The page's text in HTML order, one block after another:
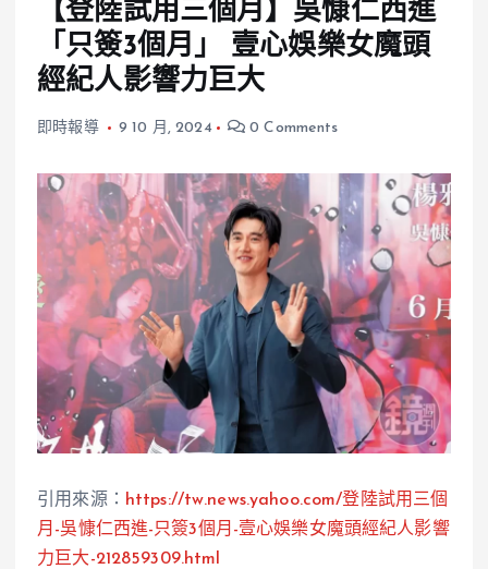
【登陸試用三個月】吳慷仁西進
「只簽3個月」 壹心娛樂女魔頭
經紀人影響力巨大
即時報導 9 10 月, 2024 0 Comments
引用來源： https://tw.news.yahoo.com/登陸試用三個
月-吳慷仁西進-只簽3個月-壹心娛樂女魔頭經紀人影響
力巨大-212859309.html